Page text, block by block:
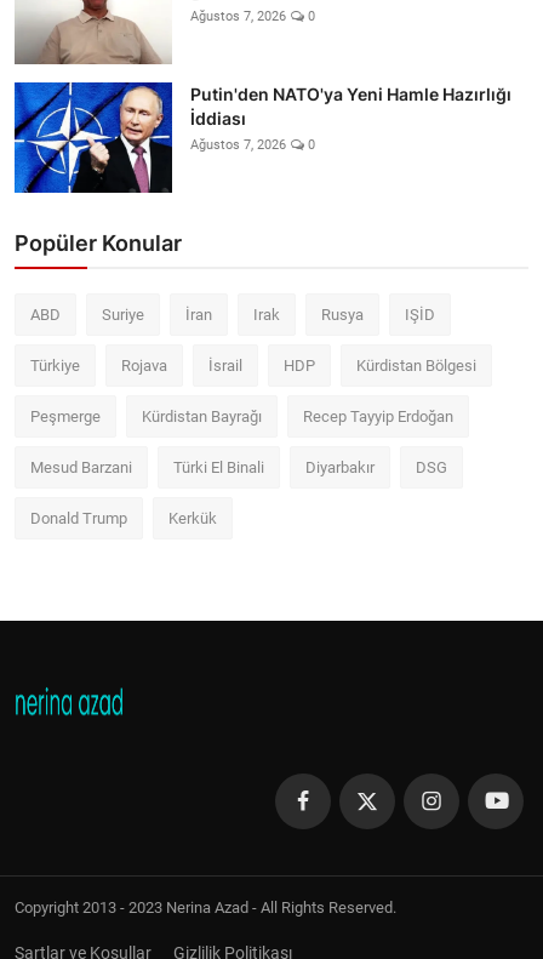
Ağustos 7, 2026 0
Putin'den NATO'ya Yeni Hamle Hazırlığı
İddiası
Ağustos 7, 2026 0
Popüler Konular
ABD Suriye İran Irak Rusya IŞİD
Türkiye Rojava İsrail HDP Kürdistan Bölgesi
Peşmerge Kürdistan Bayrağı Recep Tayyip Erdoğan
Mesud Barzani Türki El Binali Diyarbakır DSG
Donald Trump Kerkük
Copyright 2013 - 2023 Nerina Azad - All Rights Reserved.
Şartlar ve Koşullar Gizlilik Politikası